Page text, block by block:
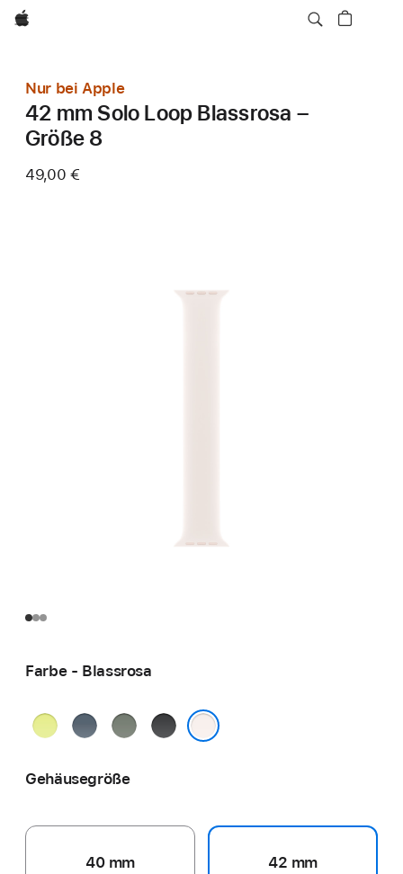
Apple
Nur bei Apple
42 mm Solo Loop Blassrosa –
Größe 8
49,00 €
Farbe - Blassrosa
NeongelbMaritimblauGrüngrauSchwarz
Gehäusegröße
40 mm 42 mm